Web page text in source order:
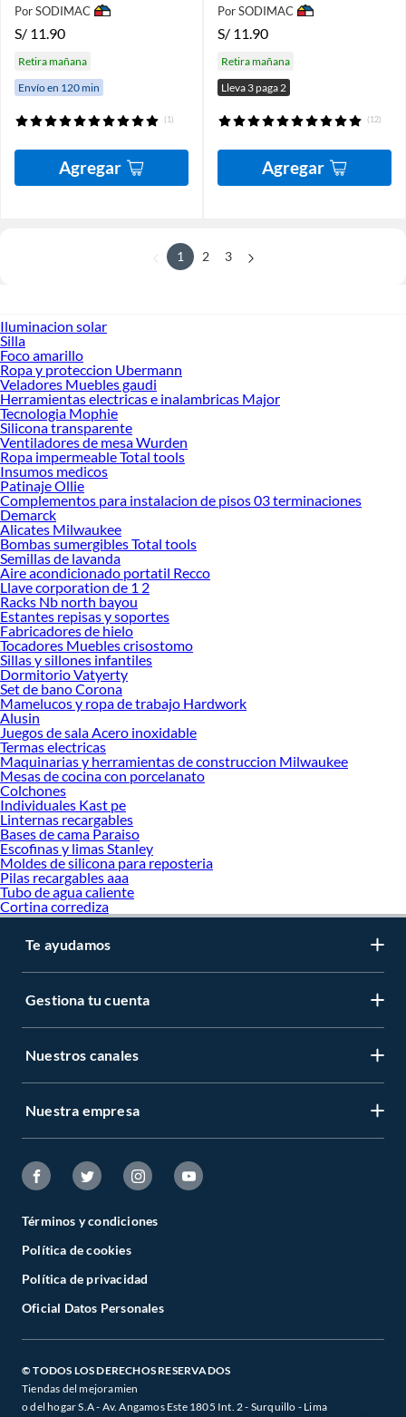
Por SODIMAC
S/ 11.90
Retira mañana
Envío en 120 min
(1)
Agregar
Por SODIMAC
S/ 11.90
Retira mañana
Lleva 3 paga 2
(12)
Agregar
1 2 3
Iluminacion solar
Silla
Foco amarillo
Ropa y proteccion Ubermann
Veladores Muebles gaudi
Herramientas electricas e inalambricas Major
Tecnologia Mophie
Silicona transparente
Ventiladores de mesa Wurden
Ropa impermeable Total tools
Insumos medicos
Patinaje Ollie
Complementos para instalacion de pisos 03 terminaciones
Demarck
Alicates Milwaukee
Bombas sumergibles Total tools
Semillas de lavanda
Aire acondicionado portatil Recco
Llave corporation de 1 2
Racks Nb north bayou
Estantes repisas y soportes
Fabricadores de hielo
Tocadores Muebles crisostomo
Sillas y sillones infantiles
Dormitorio Vatyerty
Set de bano Corona
Mamelucos y ropa de trabajo Hardwork
Alusin
Juegos de sala Acero inoxidable
Termas electricas
Maquinarias y herramientas de construccion Milwaukee
Mesas de cocina con porcelanato
Colchones
Individuales Kast pe
Linternas recargables
Bases de cama Paraiso
Escofinas y limas Stanley
Moldes de silicona para reposteria
Pilas recargables aaa
Tubo de agua caliente
Cortina corrediza
Te ayudamos
Gestiona tu cuenta
Nuestros canales
Nuestra empresa
Términos y condiciones
Política de cookies
Política de privacidad
Oficial Datos Personales
© TODOS LOS DERECHOS RESERVADOS
Tiendas del mejoramien
o del hogar S.A - Av. Angamos Este 1805 Int. 2 - Surquillo - Lima